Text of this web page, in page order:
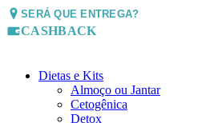
SERÁ QUE ENTREGA?
CASHBACK
Dietas e Kits
Almoço ou Jantar
Cetogênica
Detox